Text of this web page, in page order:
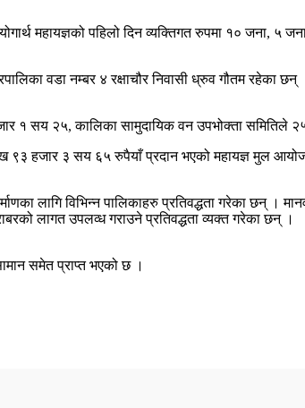
महायज्ञको पहिलो दिन व्यक्तिगत रुपमा १० जना,
वडा नम्बर ४ रक्षाचौर निवासी ध्रुव गौतम
१ सय २५, कालिका सामुदायिक वन उपभोक्ता समितिले
९३ हजार ३ सय ६५ रुपैयाँ प्रदान भएको महायज्ञ मुल
लागि विभिन्न पालिकाहरु प्रतिवद्धता गरेका छन् ।
लागत उपलव्ध गराउने प्रतिवद्धता व्यक्त गरेका छन् ।
समेत प्राप्त भएको छ ।